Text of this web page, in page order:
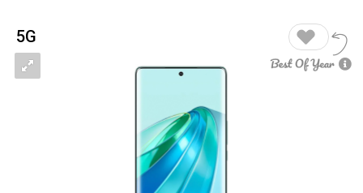
5G